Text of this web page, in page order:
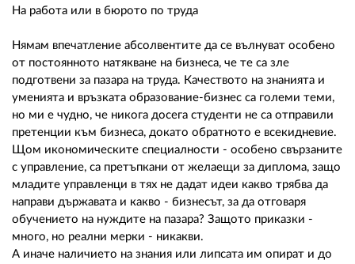
На работа или в бюрото по труда
Нямам впечатление абсолвентите да се вълнуват особено
от постоянното натякване на бизнеса, че те са зле
подготвени за пазара на труда. Качеството на знанията и
уменията и връзката образование-бизнес са големи теми,
но ми е чудно, че никога досега студенти не са отправили
претенции към бизнеса, докато обратното е всекидневие.
Щом икономическите специалности - особено свързаните
с управление, са претъпкани от желаещи за диплома, защо
младите управленци в тях не дадат идеи какво трябва да
направи държавата и какво - бизнесът, за да отговаря
обучението на нуждите на пазара? Защото приказки -
много, но реални мерки - никакви.
А иначе наличието на знания или липсата им опират и до